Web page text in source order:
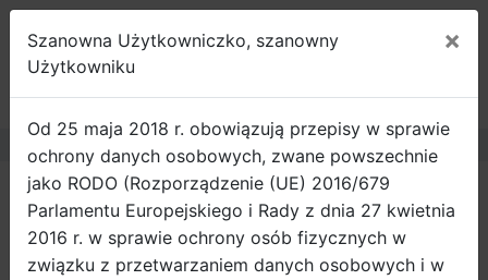
GDAŃSK
Strona główna Wiadomości
Nabór na wystąpienia podczas X
Kongresu Mobilności Aktywnej
Szanowna Użytkowniczko, szanowny
Użytkowniku
×
Od 25 maja 2018 r. obowiązują przepisy w sprawie
ochrony danych osobowych, zwane powszechnie
jako RODO (Rozporządzenie (UE) 2016/679
Parlamentu Europejskiego i Rady z dnia 27 kwietnia
2016 r. w sprawie ochrony osób fizycznych w
związku z przetwarzaniem danych osobowych i w